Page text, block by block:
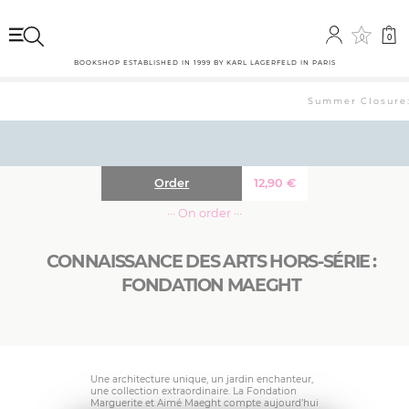
0 0
BOOKSHOP ESTABLISHED IN 1999 BY KARL LAGERFELD IN PARIS
Summer
CONNAISSANCE DES ARTS HORS-SÉRIE :
FONDATION MAEGHT
12,90 €
Order
··· On order ···
Une architecture unique, un jardin enchanteur,
une collection extraordinaire. La Fondation
Marguerite et Aimé Maeght compte aujourd’hui